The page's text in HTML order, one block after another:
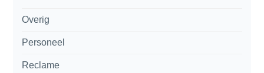
Overig
Personeel
Reclame